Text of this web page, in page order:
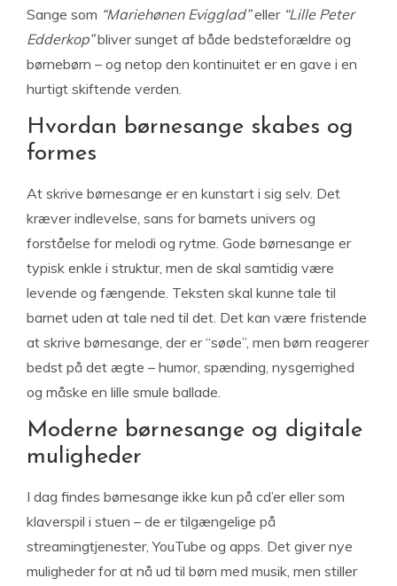
Sange som “Mariehønen Evigglad”eller “Lille Peter
Edderkop”bliver sunget af både bedsteforældre og
børnebørn – og netop den kontinuitet er en gave i en
hurtigt skiftende verden.
Hvordan børnesange skabes og
formes
At skrive børnesange er en kunstart i sig selv. Det
kræver indlevelse, sans for barnets univers og
forståelse for melodi og rytme. Gode børnesange er
typisk enkle i struktur, men de skal samtidig være
levende og fængende. Teksten skal kunne tale til
barnet uden at tale ned til det. Det kan være fristende
at skrive børnesange, der er “søde”, men børn reagerer
bedst på det ægte – humor, spænding, nysgerrighed
og måske en lille smule ballade.
Moderne børnesange og digitale
muligheder
I dag findes børnesange ikke kun på cd’er eller som
klaverspil i stuen – de er tilgængelige på
streamingtjenester, YouTube og apps. Det giver nye
muligheder for at nå ud til børn med musik, men stiller